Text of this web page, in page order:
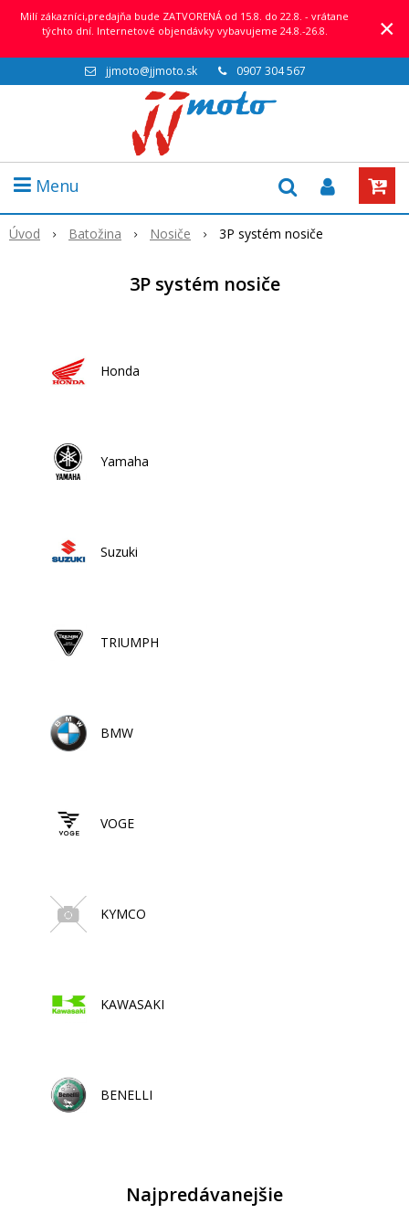
Milí zákazníci,predajňa bude ZATVORENÁ od 15.8. do 22.8. - vrátane
týchto dní. Internetové objendávky vybavujeme 24.8.-26.8.
×
jjmoto@jjmoto.sk 0907 304 567
Menu
Úvod Batožina Nosiče 3P systém nosiče
3P systém nosiče
Honda
Yamaha
Suzuki
TRIUMPH
BMW
VOGE
KYMCO
KAWASAKI
BENELLI
Najpredávanejšie